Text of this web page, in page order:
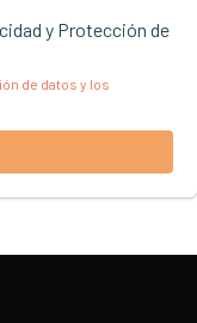
y Protección de
de datos y los